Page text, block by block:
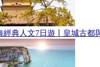
經典人文7日遊丨皇城古都